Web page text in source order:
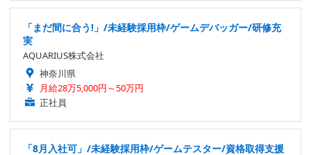
「まだ間に合う!」/未経験採用枠/ゲームデバッガー/研修充
実
AQUARIUS株式会社
神奈川県
月給28万5,000円～50万円
正社員
「8月入社可」/未経験採用枠/ゲームテスター/資格取得支援